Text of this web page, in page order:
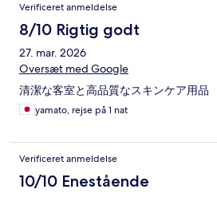
Verificeret anmeldelse
8/10 Rigtig godt
27. mar. 2026
Oversæt med Google
清潔な客室と高品質なスキンケア用品
yamato, rejse på 1 nat
Verificeret anmeldelse
10/10 Enestående